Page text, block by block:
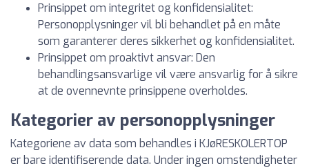
Prinsippet om integritet og konfidensialitet:
Personopplysninger vil bli behandlet på en måte
som garanterer deres sikkerhet og konfidensialitet.
Prinsippet om proaktivt ansvar: Den
behandlingsansvarlige vil være ansvarlig for å sikre
at de ovennevnte prinsippene overholdes.
Kategorier av personopplysninger
Kategoriene av data som behandles i KJøRESKOLERTOP
er bare identifiserende data. Under ingen omstendigheter